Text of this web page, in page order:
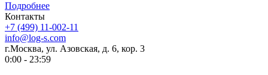
Подробнее
Контакты
+7 (499) 11-002-11
info@log-s.com
г.Москва, ул. Азовская, д. 6, кор. 3
0:00 - 23:59